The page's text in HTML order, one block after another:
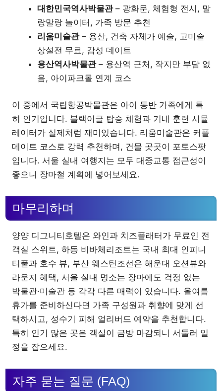
대한민국역사박물관– 광화문, 체험형 전시, 말
랑말랑 놀이터, 가족 방문 추천
리움미술관– 용산, 건축 자체가 예술, 고미술
상설전 무료, 감성 데이트
용산역사박물관– 용산역 근처, 작지만 부담 없
음, 아이파크몰 연계 코스
이 중에서 국립항공박물관은 아이 동반 가족에게 특
히 인기입니다. 블랙이글 탑승 체험과 기내 훈련 시뮬
레이터가 실제처럼 재미있습니다. 리움미술관은 커플
데이트 코스로 강력 추천하며, 건물 곳곳이 포토스팟
입니다. 서울 실내 여행지는 모두 대중교통 접근성이
좋으니 장마철 계획에 넣어보세요.
마무리하며
양양 디그니티호텔은 와인과 치즈플래터가 무료인 전
객실 스위트, 하동 비바체리조트는 국내 최대 인피니
티풀과 호수 뷰, 부산 웨스틴조선은 해운대 오션뷰와
라운지 혜택, 서울 실내 명소는 장마에도 걱정 없는
박물관·미술관 등 각각 다른 매력이 있습니다. 올여름
휴가를 준비하신다면 가족 구성원과 취향에 맞게 선
택하시고, 성수기 피해 얼리버드 예약을 추천합니다.
특히 인기 많은 곳은 객실이 금방 마감되니 서둘러 일
정을 잡으세요.
자주 묻는 질문 (FAQ)